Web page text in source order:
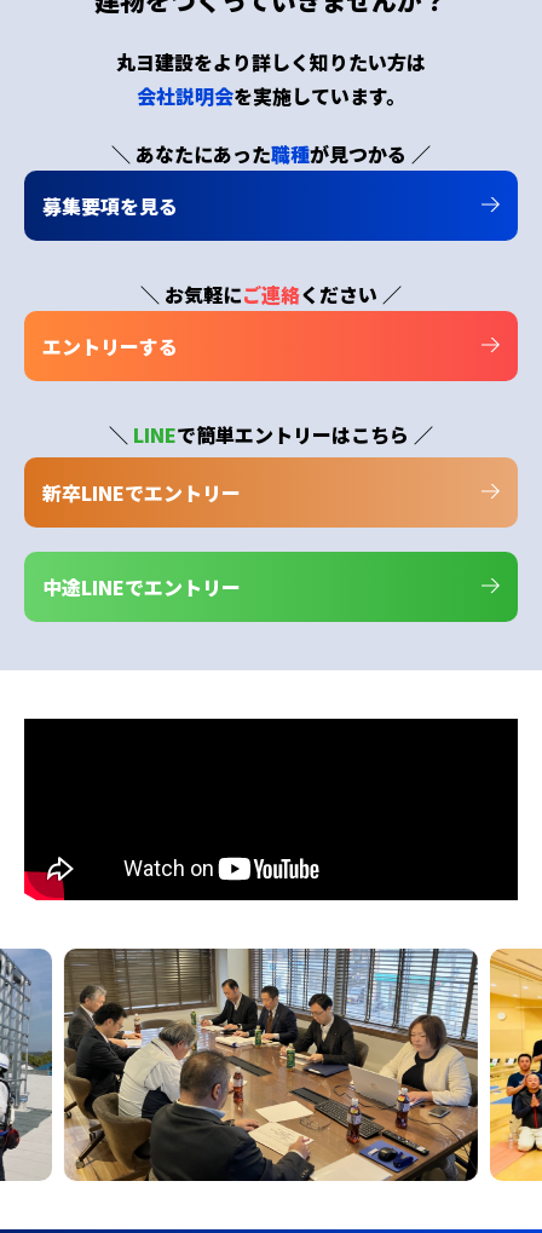
丸ヨ建設をより詳しく知りたい方は
会社説明会を実施しています。
＼ あなたにあった職種が見つかる ／
募集要項を見る
＼ お気軽にご連絡ください ／
エントリーする
＼ LINEで簡単エントリーはこちら ／
新卒LINEでエントリー
中途LINEでエントリー